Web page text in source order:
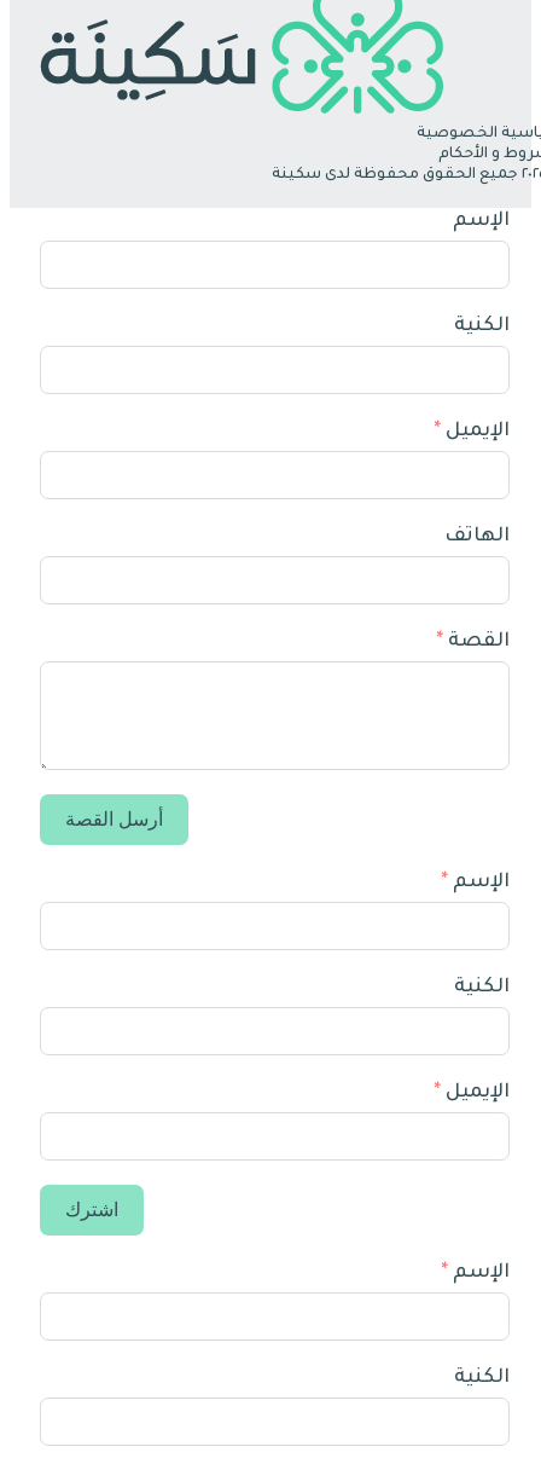
الخصوصية
و الأحكام
الإسم
الكنية
الإيميل
الهاتف
القصة
أرسل القصة
الإسم
الكنية
الإيميل
اشترك
الإسم
الكنية